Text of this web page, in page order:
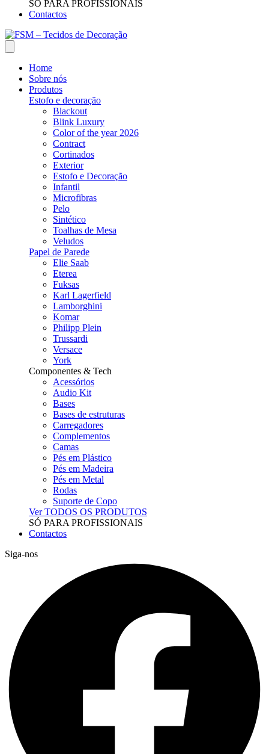
SÓ PARA PROFISSIONAIS
Contactos
Home
Sobre nós
Produtos
Estofo e decoração
Blackout
Blink Luxury
Color of the year 2026
Contract
Cortinados
Exterior
Estofo e Decoração
Infantil
Microfibras
Pelo
Sintético
Toalhas de Mesa
Veludos
Papel de Parede
Elie Saab
Eterea
Fuksas
Karl Lagerfield
Lamborghini
Komar
Philipp Plein
Trussardi
Versace
York
Componentes & Tech
Acessórios
Audio Kit
Bases
Bases de estruturas
Carregadores
Complementos
Camas
Pés em Plástico
Pés em Madeira
Pés em Metal
Rodas
Suporte de Copo
Ver TODOS OS PRODUTOS
SÓ PARA PROFISSIONAIS
Contactos
Siga-nos